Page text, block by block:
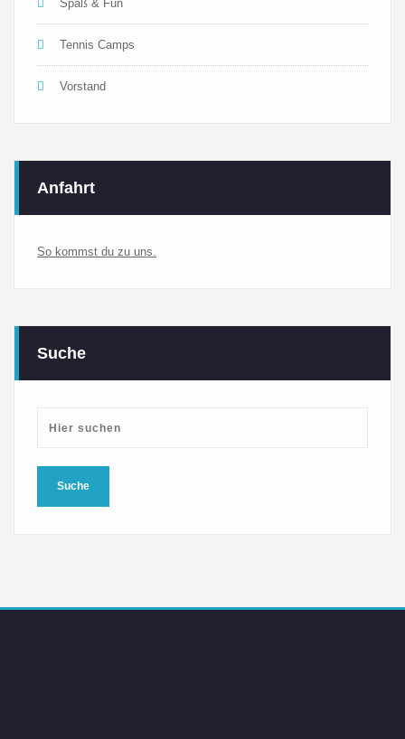
Spaß & Fun
Tennis Camps
Vorstand
Anfahrt
So kommst du zu uns.
Suche